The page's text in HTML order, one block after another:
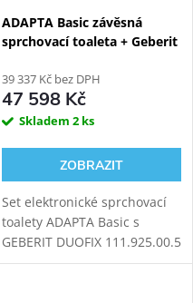
ADAPTA Basic závěsná
sprchovací toaleta + Geberit
39 337 Kč bez DPH
47 598 Kč
Skladem 2 ks
ZOBRAZIT
Set elektronické sprchovací
toalety ADAPTA Basic s
GEBERIT DUOFIX 111.925.00.5
modulem pro závěsné WC.